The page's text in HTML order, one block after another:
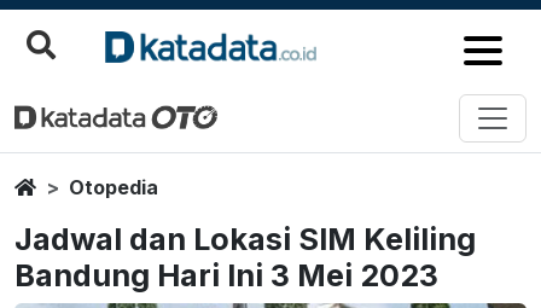
HomeOtopedia
Jadwal dan Lokasi SIM Keliling
Bandung Hari Ini 3 Mei 2023